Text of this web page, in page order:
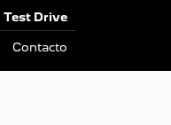
Test Drive
Contacto